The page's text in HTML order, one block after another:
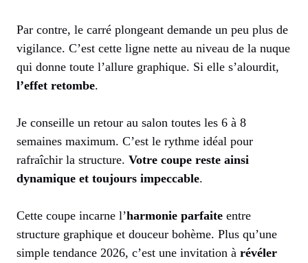
Par contre, le carré plongeant demande un peu plus de
vigilance. C’est cette ligne nette au niveau de la nuque
qui donne toute l’allure graphique. Si elle s’alourdit,
l’effet retombe.
Je conseille un retour au salon toutes les 6 à 8
semaines maximum. C’est le rythme idéal pour
rafraîchir la structure. Votre coupe reste ainsi
dynamique et toujours impeccable.
Cette coupe incarne l’harmonie parfaite entre
structure graphique et douceur bohème. Plus qu’une
simple tendance 2026, c’est une invitation à révéler